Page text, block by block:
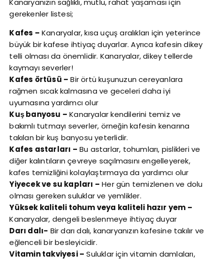
Kanaryanızın sağlıklı, mutlu, rahat yaşaması için
gerekenler listesi;
Kafes – Kanaryalar, kısa uçuş aralıkları için yeterince
büyük bir kafese ihtiyaç duyarlar. Ayrıca kafesin dikey
telli olması da önemlidir. Kanaryalar, dikey tellerde
kaymayı severler!
Kafes örtüsü – Bir örtü kuşunuzun cereyanlara
rağmen sıcak kalmasına ve geceleri daha iyi
uyumasına yardımcı olur
Kuş banyosu – Kanaryalar kendilerini temiz ve
bakımlı tutmayı severler, örneğin kafesin kenarına
takılan bir kuş banyosu yeterlidir.
Kafes astarları – Bu astarlar, tohumları, pislikleri ve
diğer kalıntıların çevreye saçılmasını engelleyerek,
kafes temizliğini kolaylaştırmaya da yardımcı olur
Yiyecek ve su kapları – Her gün temizlenen ve dolu
olması gereken suluklar ve yemlikler.
Yüksek kaliteli tohum veya kaliteli hazır yem –
Kanaryalar, dengeli beslenmeye ihtiyaç duyar
Darı dalı- Bir darı dalı, kanaryanızın kafesine takılır ve
eğlenceli bir besleyicidir.
Vitamin takviyesi – Suluklar için vitamin damlaları,